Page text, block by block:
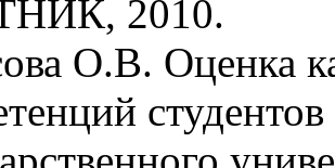
2010.
О.В. Оценка